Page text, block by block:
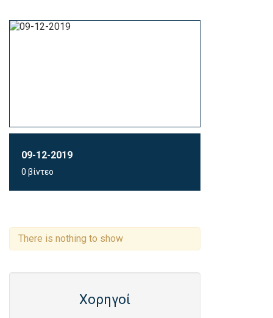
09-12-2019
0 βίντεο
There is nothing to show
Χορηγοί